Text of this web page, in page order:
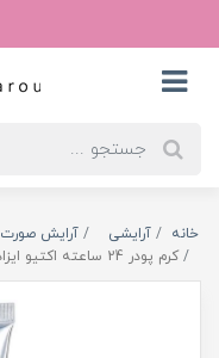
خانه آرایشی آرایش صورت
کرم پودر 24 ساعته اکتیو ایزادورا شماره 14^